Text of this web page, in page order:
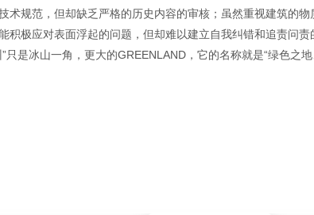
术规范，但却缺乏严格的历史内容的审核；虽然重视建筑的
积极应对表面浮起的问题，但却难以建立自我纠错和追责问责
只是冰山一角，更大的GREENLAND，它的名称就是“绿色之地